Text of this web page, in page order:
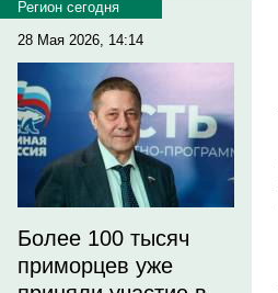
Регион сегодня
28 Мая 2026, 14:14
Более 100 тысяч
приморцев уже